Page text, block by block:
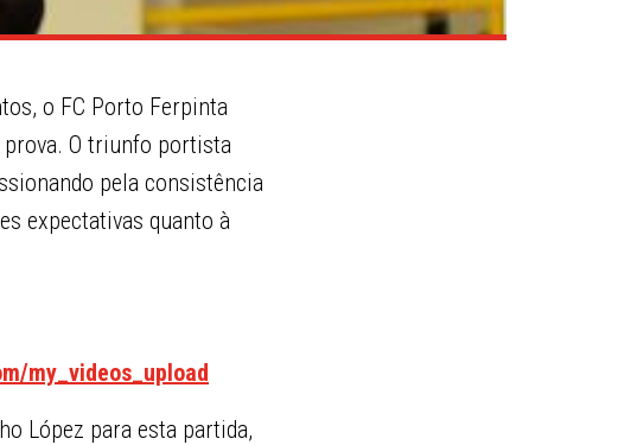
o FC Porto Ferpinta
prova. O triunfo portista
pela consistência
expectativas quanto à
my_videos_upload
López para esta partida,